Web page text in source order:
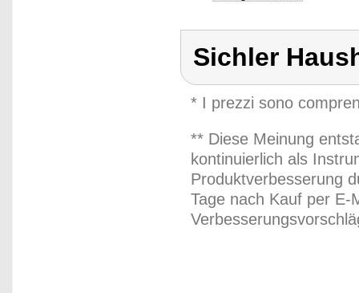
Sichler
* I prezzi sono
** Diese Meinung
kontinuierlich als
Produktverbesserung
Tage nach Kauf per E-